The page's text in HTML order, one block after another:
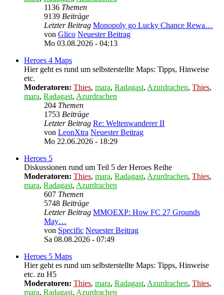
1136 Themen
9139 Beiträge
Letzter Beitrag Monopoly go Lucky Chance Rewa…
von Glico Neuester Beitrag
Mo 03.08.2026 - 04:13
Heroes 4 Maps
Hier geht es rund um selbsterstellte Maps: Tipps, Hinweise
etc.
Moderatoren: Thies, mara, Radagast, Azurdrachen, Thies,
mara, Radagast, Azurdrachen
204 Themen
1753 Beiträge
Letzter Beitrag Re: Weltenwanderer II
von LeonXtra Neuester Beitrag
Mo 22.06.2026 - 18:29
Heroes 5
Diskussionen rund um Teil 5 der Heroes Reihe
Moderatoren: Thies, mara, Radagast, Azurdrachen, Thies,
mara, Radagast, Azurdrachen
607 Themen
5748 Beiträge
Letzter Beitrag MMOEXP: How FC 27 Grounds
May…
von Specific Neuester Beitrag
Sa 08.08.2026 - 07:49
Heroes 5 Maps
Hier geht es rund um selbsterstellte Maps: Tipps, Hinweise
etc. zu H5
Moderatoren: Thies, mara, Radagast, Azurdrachen, Thies,
mara, Radagast, Azurdrachen